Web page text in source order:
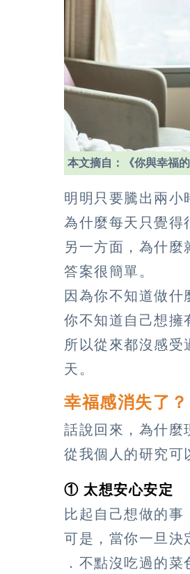
本文摘自：《你與幸福
明明只要騰出兩小
為什麼每天只覺得
另一方面，為什麼
答案很簡單。
因為你不知道做什
你不知道自己想擁
所以從來都沒感受
天。
幸福感消失了
話說回來，為什麼
從我個人的研究可
① 太想安心安定
比起自己想做的事
可是，當你一旦決
．不點沒吃過的菜